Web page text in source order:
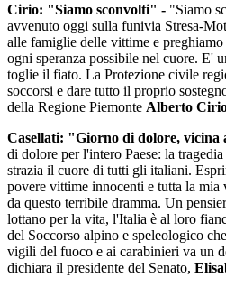
Cirio: "Siamo sconvolti" - "Siamo
avvenuto oggi sulla funivia Stresa-
alle famiglie delle vittime e
ogni speranza possibile nel cuore. E'
toglie il fiato. La Protezione civile
soccorsi e dare tutto il proprio
della Regione Piemonte Alberto
Casellati: "Giorno di dolore, vicina
di dolore per l'intero Paese: la
strazia il cuore di tutti gli italiani.
povere vittime innocenti e tutta la
da questo terribile dramma. Un
lottano per la vita, l'Italia è al loro
del Soccorso alpino e speleologico
vigili del fuoco e ai carabinieri va un
dichiara il presidente del Senato,